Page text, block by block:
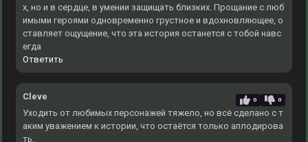
х, но и в сердце, в умении защищать близких. Прощание с люб
имыми героями одновременно грустное и вдохновляющее, о
ставляет ощущение, что эта история останется с тобой навс
егда
Ответить
Cleve 0 0
Уходить от любимых персонажей тяжело, но всё сделано с т
аким уважением к истории, что остаётся только аплодирова
ть.